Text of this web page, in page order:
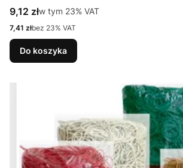
Cena brutto
9,12 złw tym %s VAT
w tym 23% VAT
Cena netto
7,41 złbez 23% VAT
Do koszyka